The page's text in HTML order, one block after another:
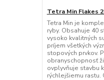
Tetra Min Flakes
Tetra Min je
ryby. Obsahuje 40
vysoko kvalitných
príjem všetkých
stopových prvkov.
obranyschopnosť
ovplyvňuje stavbu
rýchlejšiemu rastu.